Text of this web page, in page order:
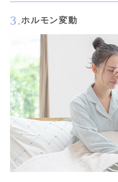
3.ホルモン変動